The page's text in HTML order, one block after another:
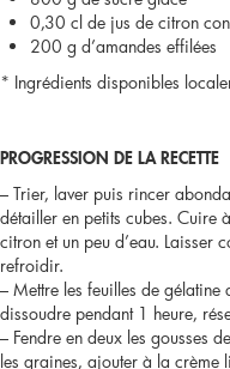
moelleux
à
châtaigne
et
0,30 cl de jus de citron
200 g d’amandes effilées
* Ingrédients disponibles
PROGRESSION DE LA RECETTE
– Trier, laver puis rincer
détailler en petits cubes. Cuire
citron et un peu d’eau. Laisser
refroidir.
– Mettre les feuilles de
dissoudre pendant 1 heure,
– Fendre en deux les gousses
les graines, ajouter à la crème